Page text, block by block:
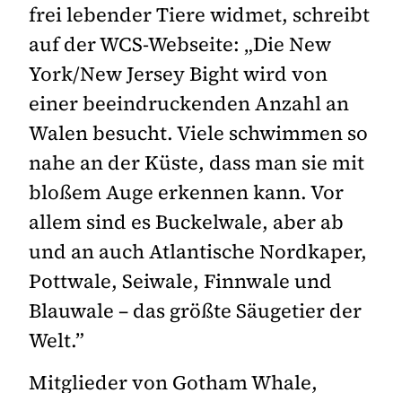
frei lebender Tiere widmet, schreibt
auf der WCS-Webseite: „Die New
York/New Jersey Bight wird von
einer beeindruckenden Anzahl an
Walen besucht. Viele schwimmen so
nahe an der Küste, dass man sie mit
bloßem Auge erkennen kann. Vor
allem sind es Buckelwale, aber ab
und an auch Atlantische Nordkaper,
Pottwale, Seiwale, Finnwale und
Blauwale – das größte Säugetier der
Welt.”
Mitglieder von Gotham Whale,